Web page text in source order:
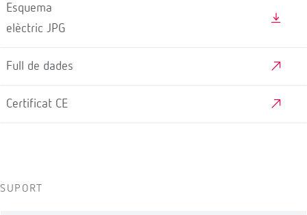
Esquema
elèctric JPG
Full de dades
Certificat CE
SUPORT